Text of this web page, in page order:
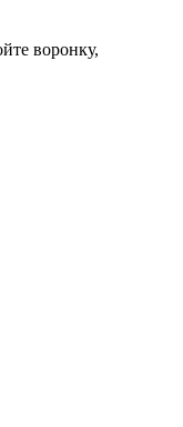
воронку,